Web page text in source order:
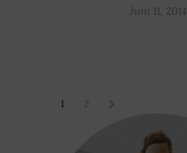
Juni 11, 2014
1 2